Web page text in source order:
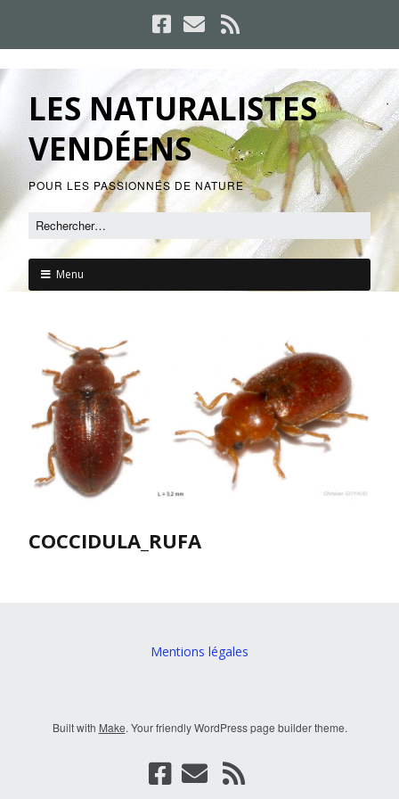
LES NATURALISTES
VENDÉENS
POUR LES PASSIONNÉS DE NATURE
Menu
COCCIDULA_RUFA
Mentions légales
Built with Make. Your friendly WordPress page builder theme.